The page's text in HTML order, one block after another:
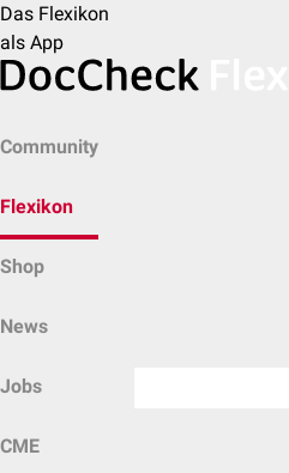
Das Flexikon
als App
Community
Flexikon
Shop
News
Jobs
CME